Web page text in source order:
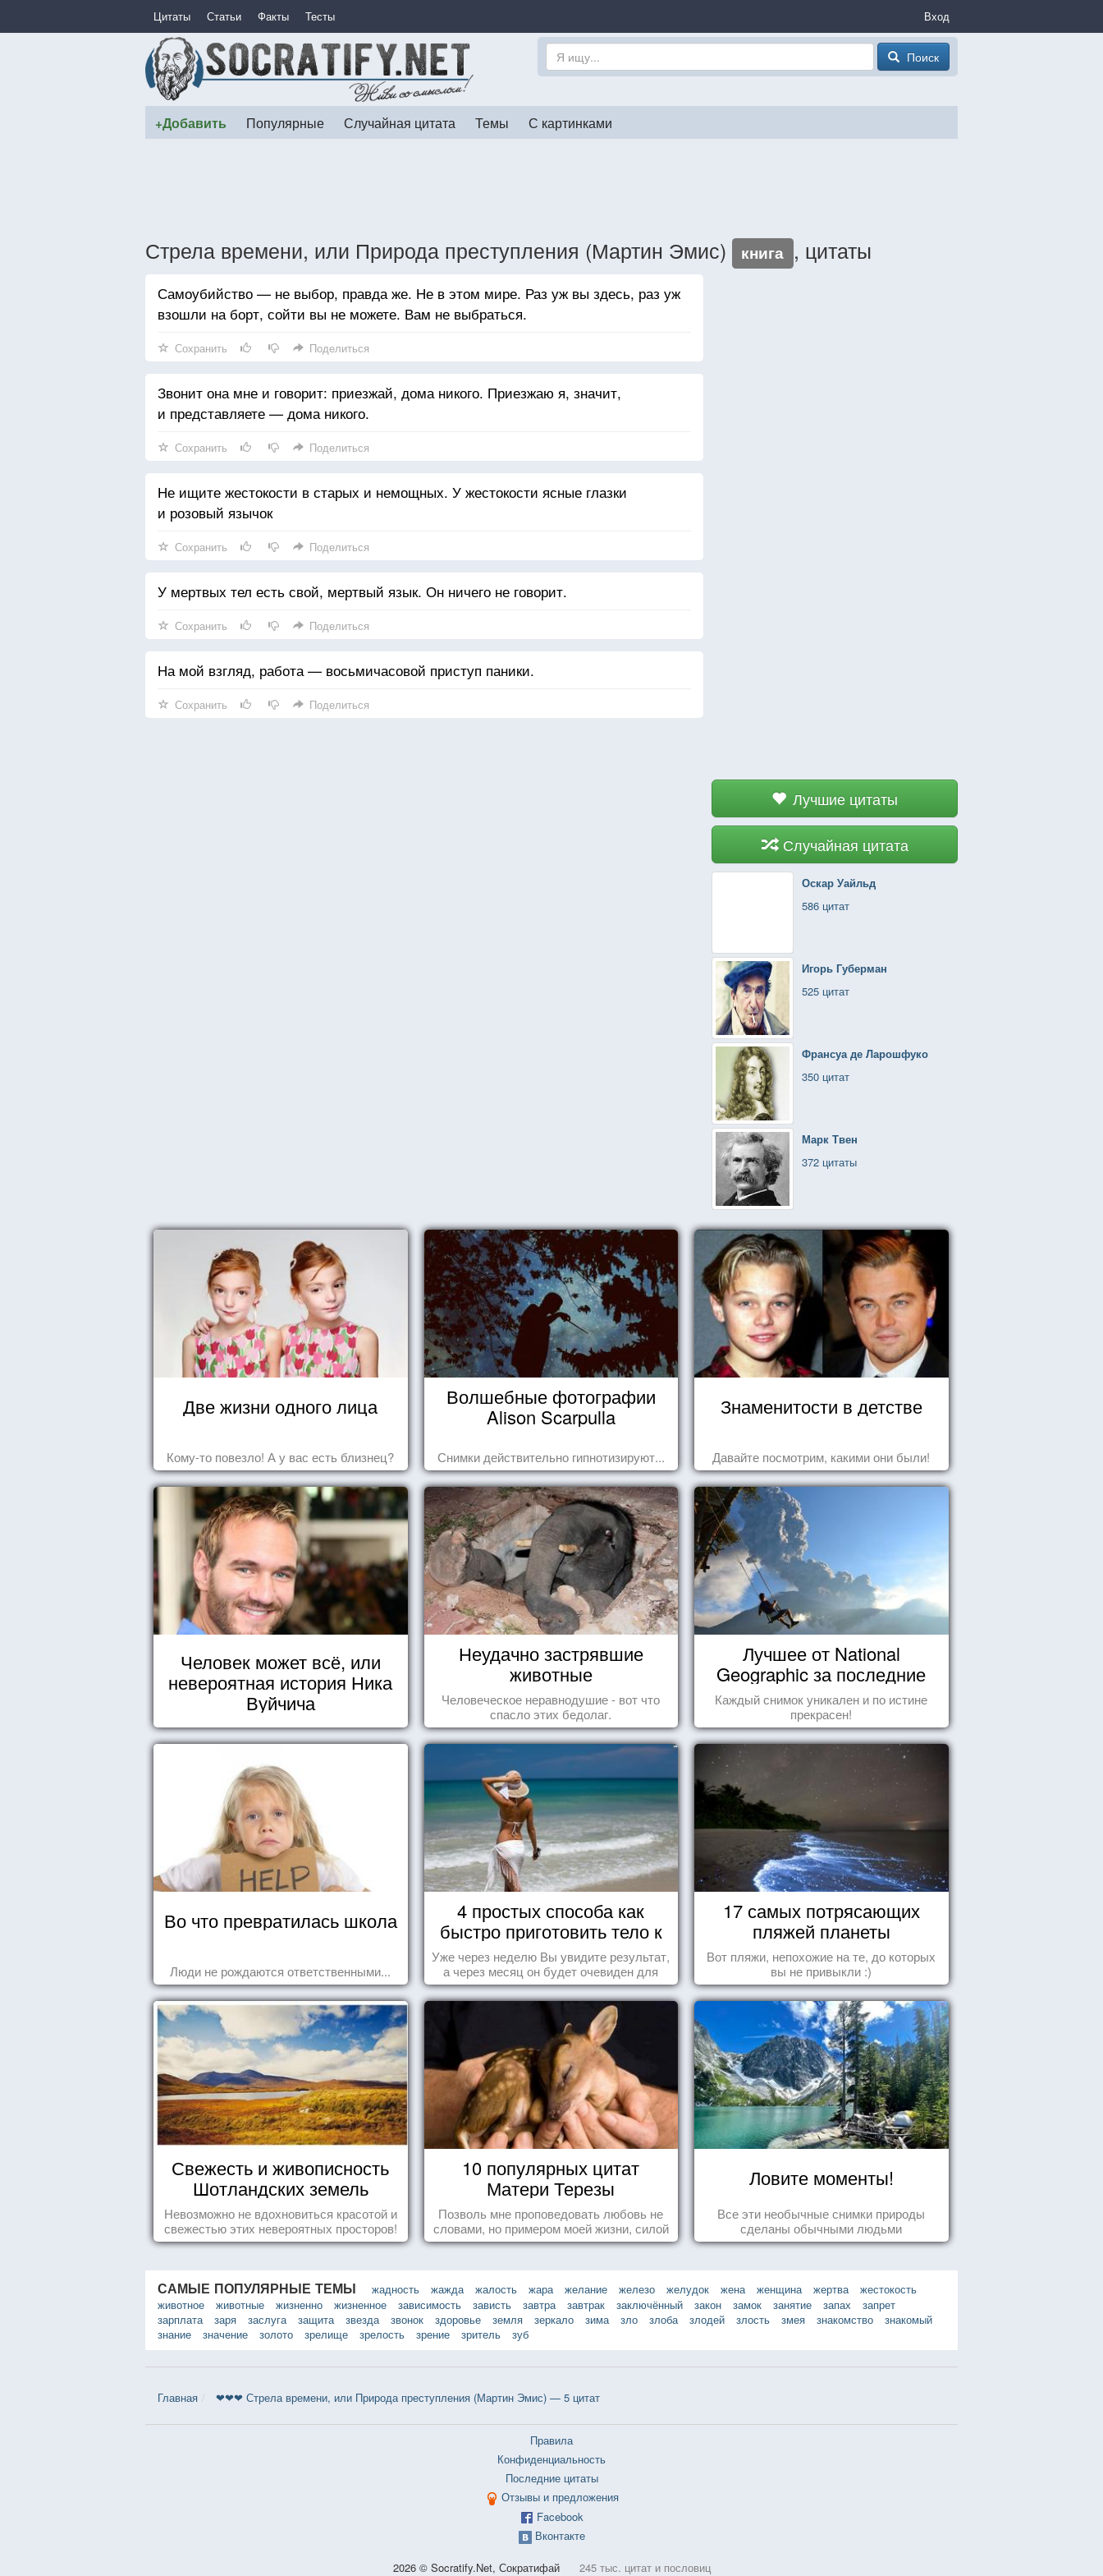
Цитаты Статьи Факты Тесты Вход
Поиск
+Добавить Популярные Случайная цитата Темы С картинками
Стрела времени, или Природа преступления (Мартин Эмис) книга , цитаты
Лучшие цитаты
Случайная цитата
Оскар Уайльд
586 цитат
Игорь Губерман
525 цитат
Франсуа де Ларошфуко
350 цитат
Марк Твен
372 цитаты
Самоубийство — не выбор, правда же. Не в этом мире. Раз уж вы здесь, раз уж
взошли на борт, сойти вы не можете. Вам не выбраться.
Сохранить Поделиться
Звонит она мне и говорит: приезжай, дома никого. Приезжаю я, значит,
и представляете — дома никого.
Сохранить Поделиться
Не ищите жестокости в старых и немощных. У жестокости ясные глазки
и розовый язычок
Сохранить Поделиться
У мертвых тел есть свой, мертвый язык. Он ничего не говорит.
Сохранить Поделиться
На мой взгляд, работа — восьмичасовой приступ паники.
Сохранить Поделиться
Две жизни одного лица
Кому-то повезло! А у вас есть близнец?
Волшебные фотографии
Alison Scarpulla
Снимки действительно гипнотизируют...
Знаменитости в детстве
Давайте посмотрим, какими они были!
Человек может всё, или
невероятная история Ника
Вуйчича
Неудачно застрявшие
животные
Человеческое неравнодушие - вот что
спасло этих бедолаг.
Лучшее от National
Geographic за последние
пару лет
Каждый снимок уникален и по истине
прекрасен!
Во что превратилась школа
Люди не рождаются ответственными...
4 простых способа как
быстро приготовить тело к
морю
Уже через неделю Вы увидите результат,
а через месяц он будет очевиден для
всех!
17 самых потрясающих
пляжей планеты
Вот пляжи, непохожие на те, до которых
вы не привыкли :)
Свежесть и живописность
Шотландских земель
Невозможно не вдохновиться красотой и
свежестью этих невероятных просторов!
10 популярных цитат
Матери Терезы
Позволь мне проповедовать любовь не
словами, но примером моей жизни, силой
влечения, воодушевляющим влиянием ...
Ловите моменты!
Все эти необычные снимки природы
сделаны обычными людьми
САМЫЕ ПОПУЛЯРНЫЕ ТЕМЫ жадность жажда жалость жара желание железо желудок жена женщина жертва
жестокость
животное
животные жизненно жизненное зависимость зависть завтра завтрак заключённый закон замок занятие запах
запрет
зарплата
заря заслуга защита звезда звонок здоровье земля зеркало зима зло злоба злодей злость змея знакомство
знакомый
знание
значение золото зрелище зрелость зрение зритель зуб
Главная ❤❤❤ Стрела времени, или Природа преступления (Мартин Эмис) — 5 цитат
Правила
Конфиденциальность
Последние цитаты
Отзывы и предложения
Facebook
Вконтакте
2026 © Socratify.Net, Сократифай 245 тыс. цитат и пословиц